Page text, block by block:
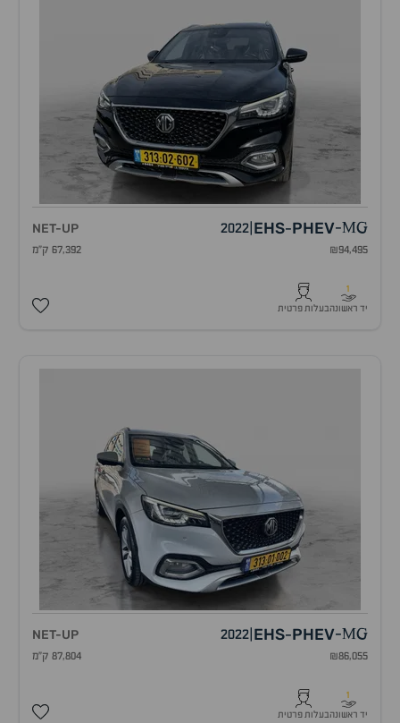
MG
-
EHS-PHEV
2022
NET-UP
₪94,495 67,392 ק"מ
1
יד ראשונהבעלות פרטית
MG
-
EHS-PHEV
2022
NET-UP
₪86,055 87,804 ק"מ
1
יד ראשונהבעלות פרטית